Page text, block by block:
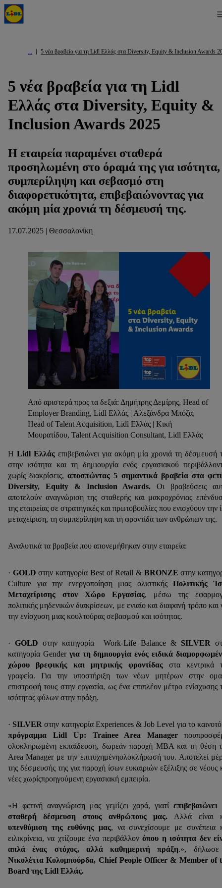
5 νέα βραβεία για τη Lidl Ελλάς στα Diversity, Equity & Inclusion Awards
5 νέα βραβεία για τη Lidl
Ελλάς στα Diversity, Equity &
Inclusion Awards 2025
Η εταιρεία παραμένει σταθερά
προσηλωμένη στο όραμά της για ισότητα,
συμπερίληψη και σεβασμό στη
διαφορετικότητα, επιβεβαιώνοντας για
ακόμη μία χρονιά τη δέσμευσή της.
17.07.2025 | Θεσσαλονίκη
Από αριστερά προς τα δεξιά: Δημήτρης Δεμίρης, Head of
Employer Branding, Lidl Ελλάς | Αλεξάνδρα Μπόζα,
Head of Talent Acquisition, Lidl Ελλάς | Κική
Μουρατίδου, Talent Acquisition Consultant, Lidl Ελλάς
Η Lidl Ελλάς επιβεβαιώνει για ακόμη μία χρονιά τη δέσμευσή
στην ισότητα και τη δημιουργία ενός εργασιακού
χωρίς διακρίσεις,αποσπώντας 5 σημαντικά βραβεία στα
Diversity, Equity & Inclusion Awards.Οι βραβεύσεις
αποτελούν αναγνώριση της σταθερής και μακροχρόνιας
της εταιρείας σε στρατηγικές και πρωτοβουλίες που ενισχύουν την
μεταχείριση, τη συμπερίληψη και τη φροντίδα των ανθρώπων της.
Αναλυτικά τα βραβεία που απονεμήθηκαν στην εταιρεία:
· GOLD στην κατηγορία Best of Retail & BRONZE στην
Culture για την ενεργοποίηση μιας ολιστικήςΠολιτικής
Μεταχείρισης στον Χώρο Εργασίας, μέσω της
πολιτικής μηδενικών διακρίσεων, με ενιαίο και διαφανή τρόπο και
την ενίσχυση μιας κουλτούρας σεβασμού και ισότητας.
·GOLD στην κατηγορία Work-Life Balance & SILVER
κατηγορία Gender για τη δημιουργία ενός ειδικά
χώρου βρεφικής και μητρικής φροντίδας στα κεντρικά
γραφεία. Για την υποστήριξη των νέων μητέρων στην
επιστροφή τους στην εργασία, ως ένα επιπλέον μέτρο ενίσχυσης
ισότητας φύλων στην πράξη.
· SILVER στην κατηγορία Experiences & Job Level για το
πρόγραμμα Lidl Up: Trainee Area Manager
ολοκληρωμένη εκπαίδευση, δωρεάν παροχή MBA και τη θέση
Area Manager με την επιτυχημένηολοκλήρωσή του. Αποτελεί
της δέσμευσής της για παροχή ίσων ευκαιριών εξέλιξης σε νέους
νέες χωρίςπροηγούμενη εργασιακή εμπειρία.
«Η φετινή αναγνώριση μας γεμίζει χαρά, γιατί επιβεβαιώνει
σταθερή δέσμευση στους ανθρώπους μας. Αλλά είναι
υπενθύμιση της ευθύνης μας, να συνεχίσουμε με συνέπεια
ειλικρίνεια, να χτίζουμε ένα περιβάλλονόπου η ισότητα δεν
απλά ένας στόχος, αλλά καθημερινή πράξη.»,
Νικολέττα Κολομπούρδα, Chief People Officer & Member of
Board της Lidl Ελλάς.